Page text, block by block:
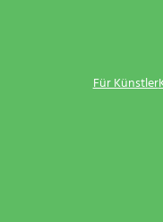
Für Künstler